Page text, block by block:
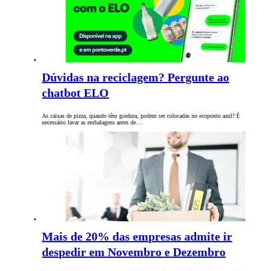
Dúvidas na reciclagem? Pergunte ao
chatbot ELO
As caixas de pizza, quando têm gordura, podem ser colocadas no ecoponto azul? É
necessário lavar as embalagens antes de…
Mais de 20% das empresas admite ir
despedir em Novembro e Dezembro